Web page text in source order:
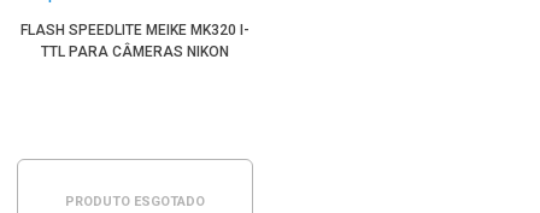
FLASH SPEEDLITE MEIKE MK320 I-
TTL PARA CÂMERAS NIKON
PRODUTO ESGOTADO